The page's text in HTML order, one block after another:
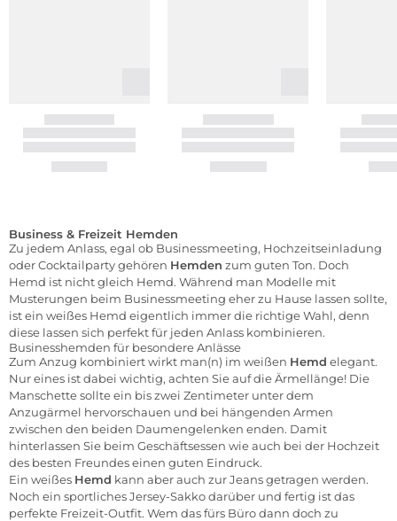
Business & Freizeit Hemden
Zu jedem Anlass, egal ob Businessmeeting, Hochzeitseinladung
oder Cocktailparty gehören Hemden zum guten Ton. Doch
Hemd ist nicht gleich Hemd. Während man Modelle mit
Musterungen beim Businessmeeting eher zu Hause lassen sollte,
ist ein weißes Hemd eigentlich immer die richtige Wahl, denn
diese lassen sich perfekt für jeden Anlass kombinieren.
Businesshemden für besondere Anlässe
Zum Anzug kombiniert wirkt man(n) im weißen Hemd elegant.
Nur eines ist dabei wichtig, achten Sie auf die Ärmellänge! Die
Manschette sollte ein bis zwei Zentimeter unter dem
Anzugärmel hervorschauen und bei hängenden Armen
zwischen den beiden Daumengelenken enden. Damit
hinterlassen Sie beim Geschäftsessen wie auch bei der Hochzeit
des besten Freundes einen guten Eindruck.
Ein weißes Hemd kann aber auch zur Jeans getragen werden.
Noch ein sportliches Jersey-Sakko darüber und fertig ist das
perfekte Freizeit-Outfit. Wem das fürs Büro dann doch zu